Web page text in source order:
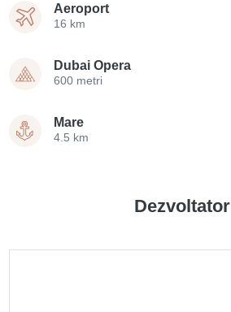
Aeroport
16 km
Dubai Opera
600 metri
Mare
4.5 km
Dezvoltator